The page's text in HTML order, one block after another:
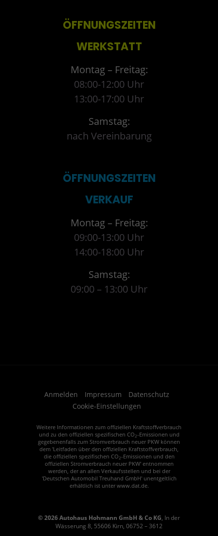
ÖFFNUNGSZEITEN
WERKSTATT
Montag – Freitag:
08:00-12:00 Uhr
13:00-17:00 Uhr
Samstag:
nach Vereinbarung
ÖFFNUNGSZEITEN
VERKAUF
Montag – Freitag:
09:00-13:00 Uhr
14:00-18:00 Uhr
Samstag:
09:00 – 13:00 Uhr
Anmelden Impressum
Datenschutz
Cookie-Einstellungen
Weitere Informationen zum offiziellen Kraftstoffverbrauch
und zu den offiziellen spezifischen CO2-Emissionen und
gegebenenfalls zum Stromverbrauch neuer PKW können
dem 'Leitfaden über den offiziellen Kraftstoffverbrauch,
die offiziellen spezifischen CO2-Emissionen und den
offiziellen Stromverbrauch neuer PKW' entnommen
werden, der an allen Verkaufsstellen und bei der
'Deutschen Automobil Treuhand GmbH' unentgeltlich
erhältlich ist unter www.dat.de.
© 2026Autohaus Hohmann GmbH & Co KG, In der
Wässerung 8, 55606 Kirn, 06752 – 3612